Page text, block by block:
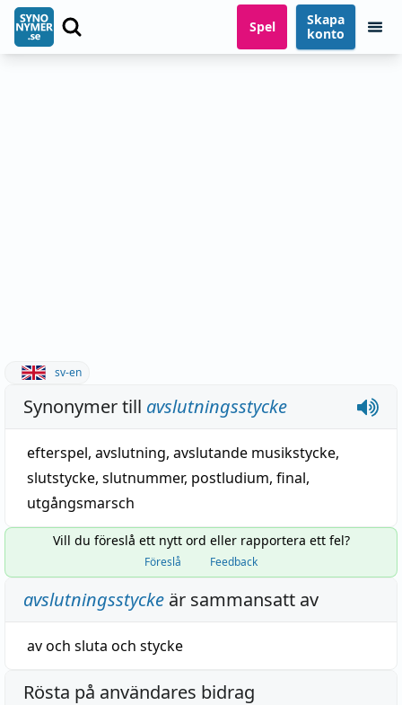
Spel
Skapa
konto
sv-en
Synonymer till avslutningsstycke
efterspel, avslutning, avslutande musikstycke,
slutstycke, slutnummer, postludium, final,
utgångsmarsch
Vill du föreslå ett nytt ord eller rapportera ett fel?
Föreslå Feedback
avslutningsstycke är sammansatt av
avoch sluta och stycke
Rösta på användares bidrag